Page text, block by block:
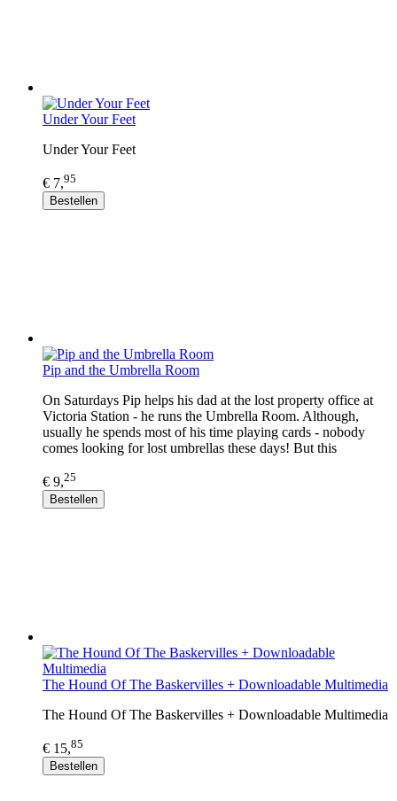
Under Your Feet
Under Your Feet
€ 7,95
Bestellen
Pip and the Umbrella Room
On Saturdays Pip helps his dad at the lost property office at
Victoria Station - he runs the Umbrella Room. Although,
usually he spends most of his time playing cards - nobody
comes looking for lost umbrellas these days! But this
€ 9,25
Bestellen
The Hound Of The Baskervilles + Downloadable Multimedia
The Hound Of The Baskervilles + Downloadable Multimedia
€ 15,85
Bestellen